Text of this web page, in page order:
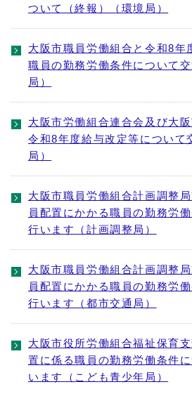
ついて（終報）（環境局）
大阪市職員労働組合と令和8年
職員の勤務労働条件について
局）
大阪市労働組合連合会及び大
令和8年度給与改定等について
局）
大阪市職員労働組合計画調整
員配置にかかる職員の勤務労
行います（計画調整局）
大阪市職員労働組合計画調整
員配置にかかる職員の勤務労
行います（都市交通局）
大阪市役所労働組合福祉保育
置に係る職員の勤務労働条件
います（こども青少年局）